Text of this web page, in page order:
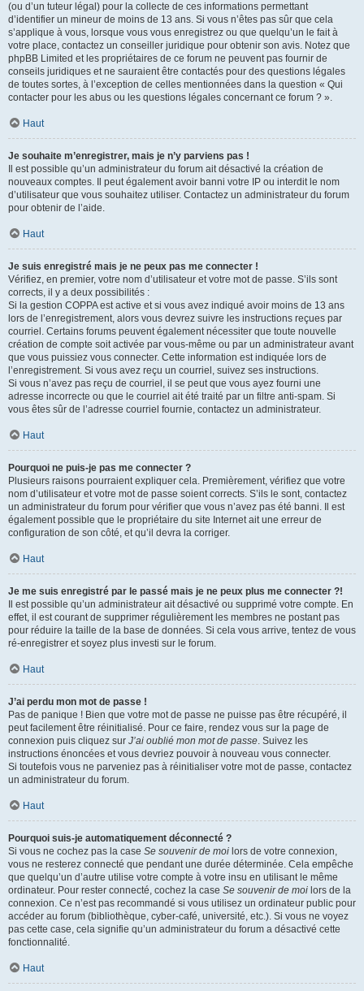
(ou d’un tuteur légal) pour la collecte de ces informations permettant
d’identifier un mineur de moins de 13 ans. Si vous n’êtes pas sûr que cela
s’applique à vous, lorsque vous vous enregistrez ou que quelqu’un le fait à
votre place, contactez un conseiller juridique pour obtenir son avis. Notez que
phpBB Limited et les propriétaires de ce forum ne peuvent pas fournir de
conseils juridiques et ne sauraient être contactés pour des questions légales
de toutes sortes, à l’exception de celles mentionnées dans la question « Qui
contacter pour les abus ou les questions légales concernant ce forum ? ».
Haut
Je souhaite m’enregistrer, mais je n’y parviens pas !
Il est possible qu’un administrateur du forum ait désactivé la création de
nouveaux comptes. Il peut également avoir banni votre IP ou interdit le nom
d’utilisateur que vous souhaitez utiliser. Contactez un administrateur du forum
pour obtenir de l’aide.
Haut
Je suis enregistré mais je ne peux pas me connecter !
Vérifiez, en premier, votre nom d’utilisateur et votre mot de passe. S’ils sont
corrects, il y a deux possibilités :
Si la gestion COPPA est active et si vous avez indiqué avoir moins de 13 ans
lors de l’enregistrement, alors vous devrez suivre les instructions reçues par
courriel. Certains forums peuvent également nécessiter que toute nouvelle
création de compte soit activée par vous-même ou par un administrateur avant
que vous puissiez vous connecter. Cette information est indiquée lors de
l’enregistrement. Si vous avez reçu un courriel, suivez ses instructions.
Si vous n’avez pas reçu de courriel, il se peut que vous ayez fourni une
adresse incorrecte ou que le courriel ait été traité par un filtre anti-spam. Si
vous êtes sûr de l’adresse courriel fournie, contactez un administrateur.
Haut
Pourquoi ne puis-je pas me connecter ?
Plusieurs raisons pourraient expliquer cela. Premièrement, vérifiez que votre
nom d’utilisateur et votre mot de passe soient corrects. S’ils le sont, contactez
un administrateur du forum pour vérifier que vous n’avez pas été banni. Il est
également possible que le propriétaire du site Internet ait une erreur de
configuration de son côté, et qu’il devra la corriger.
Haut
Je me suis enregistré par le passé mais je ne peux plus me connecter ?!
Il est possible qu’un administrateur ait désactivé ou supprimé votre compte. En
effet, il est courant de supprimer régulièrement les membres ne postant pas
pour réduire la taille de la base de données. Si cela vous arrive, tentez de vous
ré-enregistrer et soyez plus investi sur le forum.
Haut
J’ai perdu mon mot de passe !
Pas de panique ! Bien que votre mot de passe ne puisse pas être récupéré, il
peut facilement être réinitialisé. Pour ce faire, rendez vous sur la page de
connexion puis cliquez sur J’ai oublié mon mot de passe. Suivez les
instructions énoncées et vous devriez pouvoir à nouveau vous connecter.
Si toutefois vous ne parveniez pas à réinitialiser votre mot de passe, contactez
un administrateur du forum.
Haut
Pourquoi suis-je automatiquement déconnecté ?
Si vous ne cochez pas la case Se souvenir de moi lors de votre connexion,
vous ne resterez connecté que pendant une durée déterminée. Cela empêche
que quelqu’un d’autre utilise votre compte à votre insu en utilisant le même
ordinateur. Pour rester connecté, cochez la case Se souvenir de moi lors de la
connexion. Ce n’est pas recommandé si vous utilisez un ordinateur public pour
accéder au forum (bibliothèque, cyber-café, université, etc.). Si vous ne voyez
pas cette case, cela signifie qu’un administrateur du forum a désactivé cette
fonctionnalité.
Haut